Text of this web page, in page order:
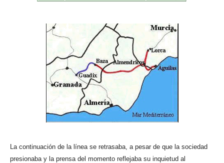
La continuación de la línea se retrasaba, a pesar de que la sociedad
presionaba y la prensa del momento reflejaba su inquietud al